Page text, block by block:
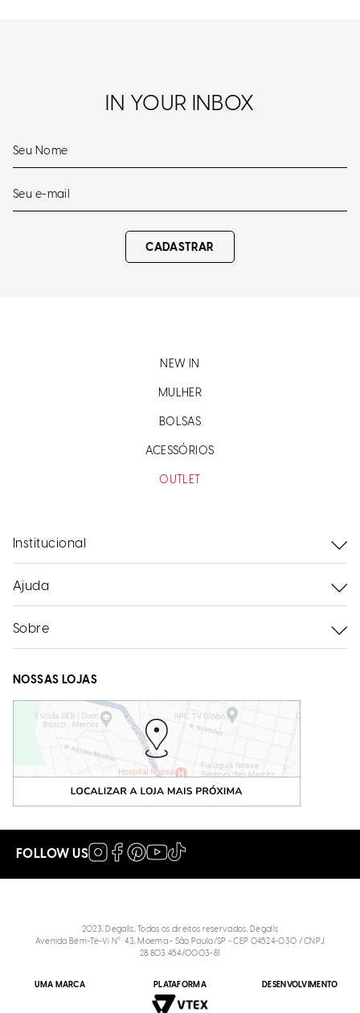
IN YOUR INBOX
CADASTRAR
NEW IN
MULHER
BOLSAS
ACESSÓRIOS
OUTLET
Institucional
Ajuda
Sobre
NOSSAS LOJAS
FOLLOW US
2023, Degalls, Todos os direitos reservados, Degalls
Avenida Bem-Te-Vi N°: 43, Moema - São Paulo/SP - CEP 04524-030 / CNPJ
28.803.454/0003-81
UMA MARCA PLATAFORMA DESENVOLVIMENTO